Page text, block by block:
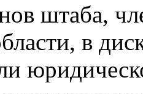
штаба,
в